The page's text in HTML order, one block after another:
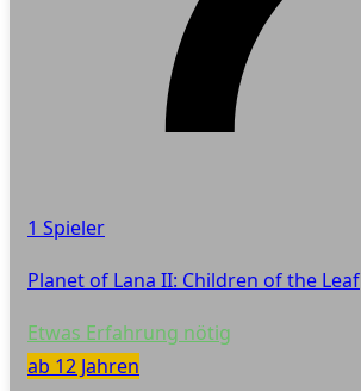
1 Spieler
Planet of Lana II: Children of the Leaf
Etwas Erfahrung nötig
ab 12 Jahren